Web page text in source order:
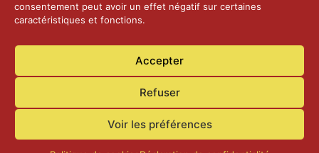
consentement peut avoir un effet négatif sur certaines
caractéristiques et fonctions.
Accepter
Refuser
Voir les préférences
14 janvier 2025
Actualités Contact Confidentialité